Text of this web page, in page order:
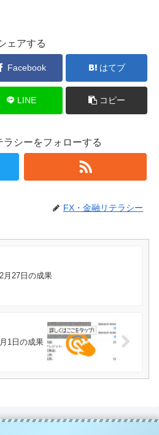
ェアする
Facebook はてブ
LINE コピー
ラシーをフォローする
FX・金融リテラシー
2月27日の成果
1日の成果